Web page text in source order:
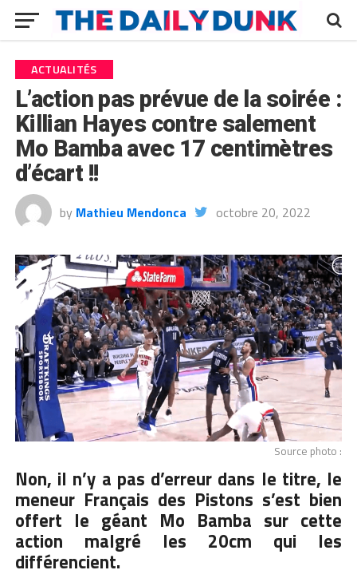
ACTUALITÉS
L’action pas prévue de la soirée :
Killian Hayes contre salement
Mo Bamba avec 17 centimètres
d’écart !!
by Mathieu Mendonca octobre 20, 2022
Source photo :
Non, il n’y a pas d’erreur dans le titre, le
meneur Français des Pistons s’est bien
offert le géant Mo Bamba sur cette
action malgré les 20cm qui les
différencient.